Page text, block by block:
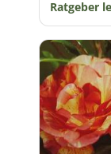
erfolgt
Düngung:
Gießen:
Vor allem
Ratgeber